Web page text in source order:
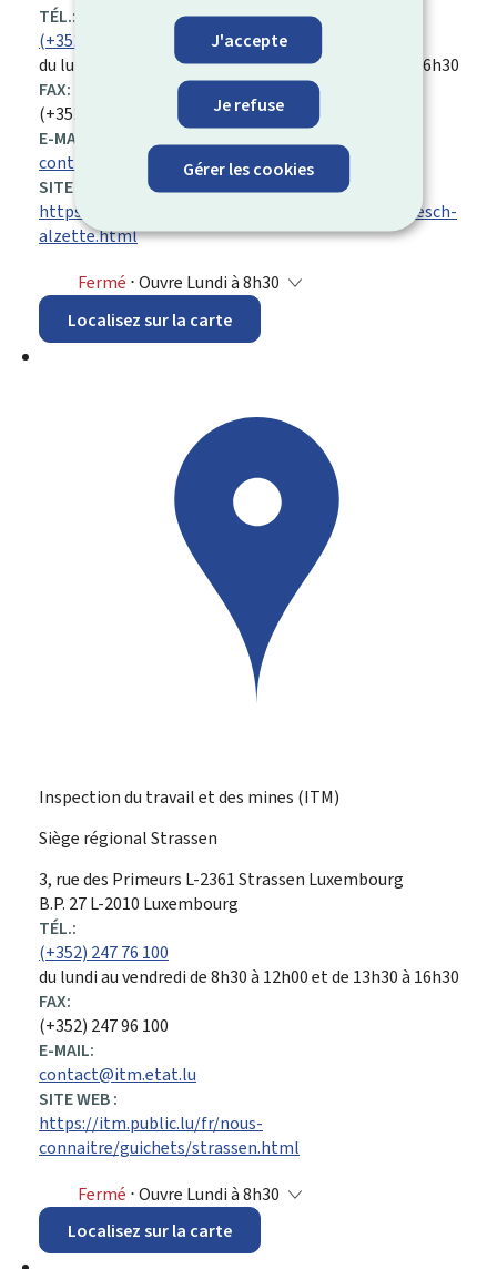
J'accepte
Je refuse
Gérer les cookies
TÉL.:
(+352) 247 76 100
du lundi au vendredi de 8h30 à 12h00 et de 13h30 à 16h30
FAX:
(+352) 247 96 100
E-MAIL:
contact@itm.etat.lu
SITE WEB :
https://itm.public.lu/fr/nous-connaitre/guichets/esch-
alzette.html
Fermé ⋅ Ouvre Lundi à 8h30
Localisez sur la carte
Inspection du travail et des mines (ITM)
Siège régional Strassen
ADRESSE
:
3, rue des Primeurs L-2361Strassen Luxembourg
B.P. 27 L-2010 Luxembourg
TÉL.:
(+352) 247 76 100
du lundi au vendredi de 8h30 à 12h00 et de 13h30 à 16h30
FAX:
(+352) 247 96 100
E-MAIL:
contact@itm.etat.lu
SITE WEB :
https://itm.public.lu/fr/nous-
connaitre/guichets/strassen.html
Fermé ⋅ Ouvre Lundi à 8h30
Localisez sur la carte